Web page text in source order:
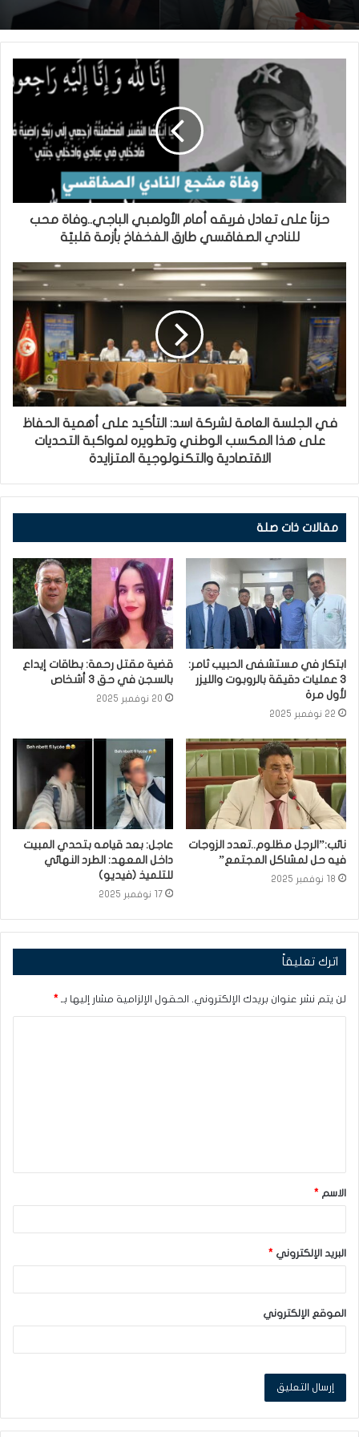
حزناً على تعادل فريقه أمام الأولمبي الباجي..وفاة محب
للنادي الصفاقسي طارق الفخفاخ بأزمة قلبيّة
في الجلسة العامة لشركة اسد: التأكيد على أهمية الحفاظ
على هذا المكسب الوطني وتطويره لمواكبة التحديات
الاقتصادية والتكنولوجية المتزايدة
مقالات ذات صلة
ابتكار في مستشفى الحبيب ثامر:
3 عمليات دقيقة بالروبوت والليزر
لأول مرة
22 نوفمبر 2025
قضية مقتل رحمة: بطاقات إيداع
بالسجن في حق 3 أشخاص
20 نوفمبر 2025
نائب:”الرجل مظلوم..تعدد الزوجات
فيه حل لمشاكل المجتمع”
18 نوفمبر 2025
عاجل: بعد قيامه بتحدي المبيت
داخل المعهد: الطرد النهائي
للتلميذ (فيديو)
17 نوفمبر 2025
اترك تعليقاً
لن يتم نشر عنوان بريدك الإلكتروني. الحقول الإلزامية مشار إليها بـ *
ق
*
الاسم *
البريد الإلكتروني *
الموقع الإلكتروني